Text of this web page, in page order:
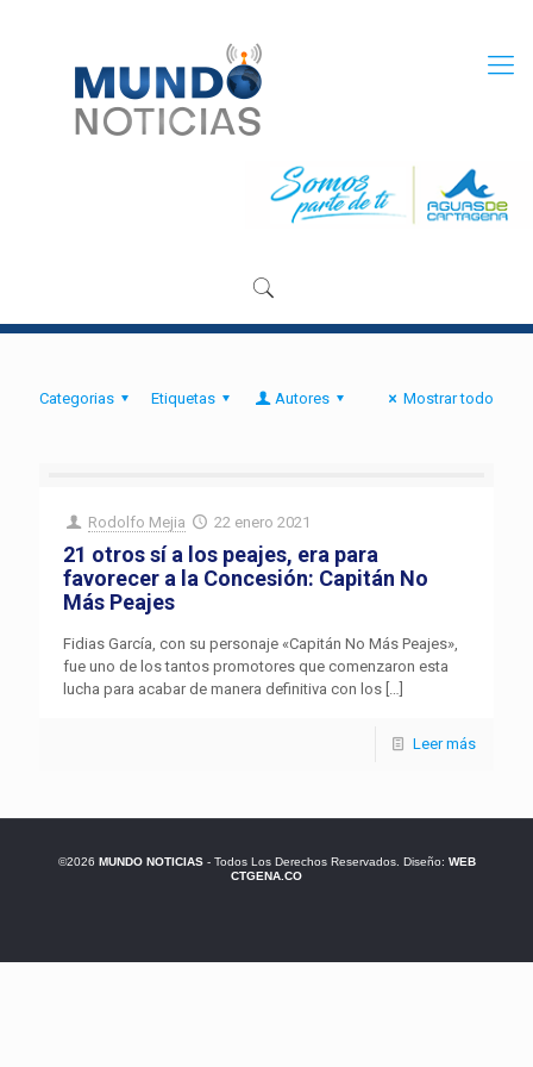
Categorias Etiquetas Autores Mostrar todo
Rodolfo Mejia 22 enero 2021
21 otros sí a los peajes, era para
favorecer a la Concesión: Capitán No
Más Peajes
Fidias García, con su personaje «Capitán No Más Peajes»,
fue uno de los tantos promotores que comenzaron esta
lucha para acabar de manera definitiva con los […]
Leer más
©2026 MUNDO NOTICIAS- Todos Los Derechos Reservados. Diseño: WEB
CTGENA.CO